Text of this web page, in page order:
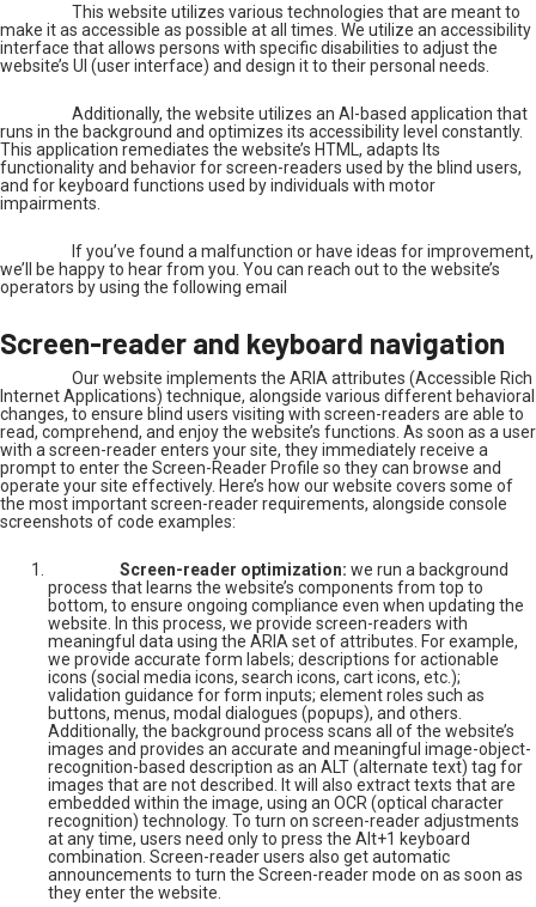
This website utilizes various technologies that are meant to
make it as accessible as possible at all times. We utilize an accessibility
interface that allows persons with specific disabilities to adjust the
website’s UI (user interface) and design it to their personal needs.
Additionally, the website utilizes an AI-based application that
runs in the background and optimizes its accessibility level constantly.
This application remediates the website’s HTML, adapts Its
functionality and behavior for screen-readers used by the blind users,
and for keyboard functions used by individuals with motor
impairments.
If you’ve found a malfunction or have ideas for improvement,
we’ll be happy to hear from you. You can reach out to the website’s
operators by using the following email
Screen-reader and keyboard navigation
Our website implements the ARIA attributes (Accessible Rich
Internet Applications) technique, alongside various different behavioral
changes, to ensure blind users visiting with screen-readers are able to
read, comprehend, and enjoy the website’s functions. As soon as a user
with a screen-reader enters your site, they immediately receive a
prompt to enter the Screen-Reader Profile so they can browse and
operate your site effectively. Here’s how our website covers some of
the most important screen-reader requirements, alongside console
screenshots of code examples:
Screen-reader optimization: we run a background
process that learns the website’s components from top to
bottom, to ensure ongoing compliance even when updating the
website. In this process, we provide screen-readers with
meaningful data using the ARIA set of attributes. For example,
we provide accurate form labels; descriptions for actionable
icons (social media icons, search icons, cart icons, etc.);
validation guidance for form inputs; element roles such as
buttons, menus, modal dialogues (popups), and others.
Additionally, the background process scans all of the website’s
images and provides an accurate and meaningful image-object-
recognition-based description as an ALT (alternate text) tag for
images that are not described. It will also extract texts that are
embedded within the image, using an OCR (optical character
recognition) technology. To turn on screen-reader adjustments
at any time, users need only to press the Alt+1 keyboard
combination. Screen-reader users also get automatic
announcements to turn the Screen-reader mode on as soon as
they enter the website.